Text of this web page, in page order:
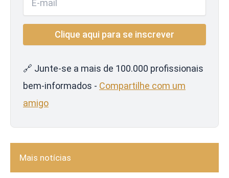
🔗 Junte-se a mais de 100.000 profissionais
bem-informados - Compartilhe com um
amigo
Mais notícias